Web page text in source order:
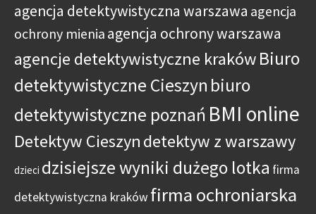
agencja detektywistyczna warszawa agencja
ochrony mienia agencja ochrony warszawa
agencje detektywistyczne krakówBiuro
detektywistyczne Cieszyn biuro
detektywistyczne poznań BMI online
Detektyw Cieszyndetektyw z warszawy
dzieci dzisiejsze wyniki dużego lotka firma
detektywistyczna kraków firma ochroniarska